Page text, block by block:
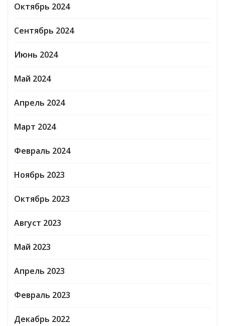
Октябрь 2024
Сентябрь 2024
Июнь 2024
Май 2024
Апрель 2024
Март 2024
Февраль 2024
Ноябрь 2023
Октябрь 2023
Август 2023
Май 2023
Апрель 2023
Февраль 2023
Декабрь 2022